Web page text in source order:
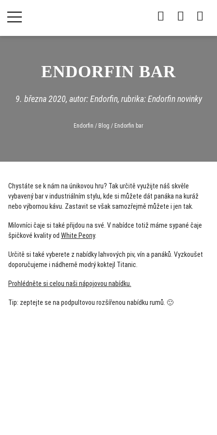
ENDORFIN BAR
9. března 2020, autor: Endorfin, rubrika:Endorfin novinky
Endorfin / Blog / Endorfin bar
Chystáte se k nám na únikovou hru? Tak určitě využijte náš skvěle
vybavený bar v industriálním stylu, kde si můžete dát panáka na kuráž
nebo výbornou kávu. Zastavit se však samozřejmě můžete i jen tak.
Milovníci čaje si také přijdou na své. V nabídce totiž máme sypané čaje
špičkové kvality od White Peony.
Určitě si také vyberete z nabídky lahvových piv, vín a panáků. Vyzkoušet
doporučujeme i nádherně modrý koktejl Titanic.
Prohlédněte si celou naši nápojovou nabídku.
Tip: zeptejte se na podpultovou rozšířenou nabídku rumů. 🙂